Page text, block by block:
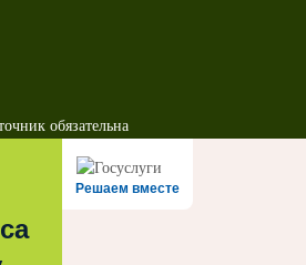
обязательна
Решаем вместе